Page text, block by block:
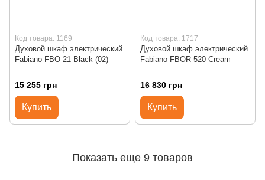
Код товара: 1169
Духовой шкаф электрический
Fabiano FBO 21 Black (02)
15 255 грн
Купить
Код товара: 1717
Духовой шкаф электрический
Fabiano FBOR 520 Cream
16 830 грн
Купить
Показать еще 9 товаров